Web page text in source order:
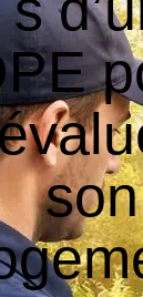
son